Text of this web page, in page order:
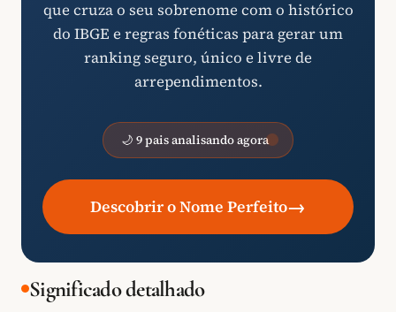
que cruza o seu sobrenome com o histórico
do IBGE e regras fonéticas para gerar um
ranking seguro, único e livre de
arrependimentos.
🌙 9 pais analisando agora
Descobrir o Nome Perfeito→
Significado detalhado